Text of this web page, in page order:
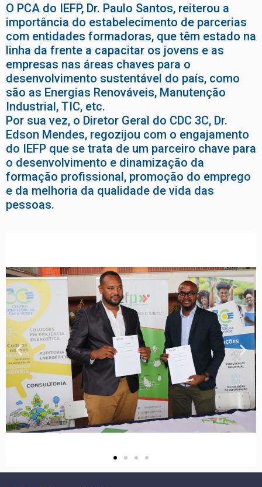
O PCA do IEFP, Dr. Paulo Santos, reiterou a
importância do estabelecimento de parcerias
com entidades formadoras, que têm estado na
linha da frente a capacitar os jovens e as
empresas nas áreas chaves para o
desenvolvimento sustentável do país, como
são as Energias Renováveis, Manutenção
Industrial, TIC, etc.
Por sua vez, o Diretor Geral do CDC 3C, Dr.
Edson Mendes, regozijou com o engajamento
do IEFP que se trata de um parceiro chave para
o desenvolvimento e dinamização da
formação profissional, promoção do emprego
e da melhoria da qualidade de vida das
pessoas.